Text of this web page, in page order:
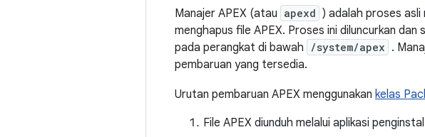
Manajer APEX (atau apexd ) adalah proses asli
menghapus file APEX. Proses ini diluncurkan
pada perangkat di bawah
/system/apex .
pembaruan yang tersedia.
Urutan pembaruan APEX menggunakan kelas
File APEX diunduh melalui aplikasi